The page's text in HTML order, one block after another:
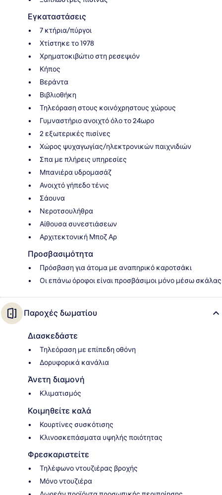
Εγκαταστάσεις
7 κτήρια/πύργοι
Χτίστηκε το 1978
Χρηματοκιβώτιο στη ρεσεψιόν
Κήπος
Βεράντα
Βιβλιοθήκη
Τηλεόραση στους κοινόχρηστους χώρους
Γυμναστήριο ανοιχτό όλο το 24ωρο
2 εξωτερικές πισίνες
Χώρος ψυχαγωγίας/ηλεκτρονικών παιχνιδιών
Σπα με πλήρεις υπηρεσίες
Μπανιέρα υδρομασάζ
Ανοιχτό γήπεδο τένις
Σάουνα
Νεροτσουλήθρα
Αίθουσα συνεστιάσεων
Αρχιτεκτονική Μποζ Αρ
Προσβασιμότητα
Πρόσβαση για άτομα με αναπηρικό καροτσάκι
Οι επάνω όροφοι είναι προσβάσιμοι μόνο μέσω σκάλας
Παροχές δωματίου
Διασκεδάστε
Τηλεόραση με επίπεδη οθόνη
Δορυφορικά κανάλια
Άνετη διαμονή
Κλιματισμός
Κοιμηθείτε καλά
Κουρτίνες συσκότισης
Κλινοσκεπάσματα υψηλής ποιότητας
Φρεσκαριστείτε
Τηλέφωνο ντουζιέρας βροχής
Μόνο ντουζιέρα